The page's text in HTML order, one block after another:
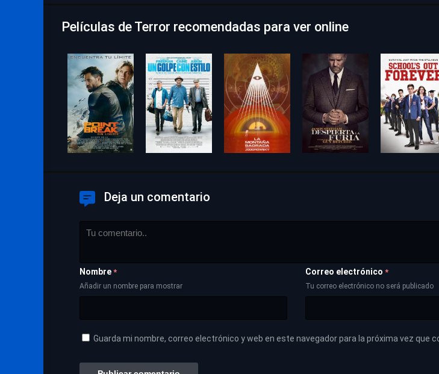
Películas de Terror recomendadas para ver online
Deja un comentario
Nombre *
Añadir un nombre para mostrar
Correo electrónico *
Tu correo electrónico no será publicado
Guarda mi nombre, correo electrónico y web en este navegador para la próxima vez que